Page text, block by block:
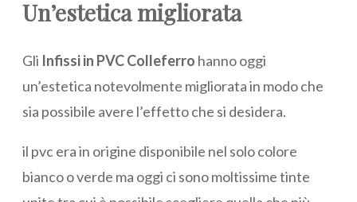
Un’estetica migliorata
Gli Infissi in PVC Colleferro hanno oggi
un’estetica notevolmente migliorata in modo che
sia possibile avere l’effetto che si desidera.
il pvc era in origine disponibile nel solo colore
bianco o verde ma oggi ci sono moltissime tinte